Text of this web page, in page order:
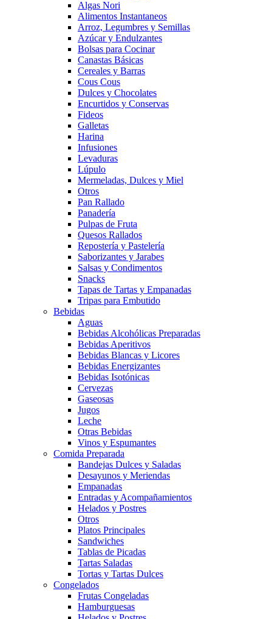
Algas Nori
Alimentos Instantaneos
Arroz, Legumbres y Semillas
Azúcar y Endulzantes
Bolsas para Cocinar
Canastas Básicas
Cereales y Barras
Cous Cous
Dulces y Chocolates
Encurtidos y Conservas
Fideos
Galletas
Harina
Infusiones
Levaduras
Lúpulo
Mermeladas, Dulces y Miel
Otros
Pan Rallado
Panadería
Pulpas de Fruta
Quesos Rallados
Repostería y Pastelería
Saborizantes y Jarabes
Salsas y Condimentos
Snacks
Tapas de Tartas y Empanadas
Tripas para Embutido
Bebidas
Aguas
Bebidas Alcohólicas Preparadas
Bebidas Aperitivos
Bebidas Blancas y Licores
Bebidas Energizantes
Bebidas Isotónicas
Cervezas
Gaseosas
Jugos
Leche
Otras Bebidas
Vinos y Espumantes
Comida Preparada
Bandejas Dulces y Saladas
Desayunos y Meriendas
Empanadas
Entradas y Acompañamientos
Helados y Postres
Otros
Platos Principales
Sandwiches
Tablas de Picadas
Tartas Saladas
Tortas y Tartas Dulces
Congelados
Frutas Congeladas
Hamburguesas